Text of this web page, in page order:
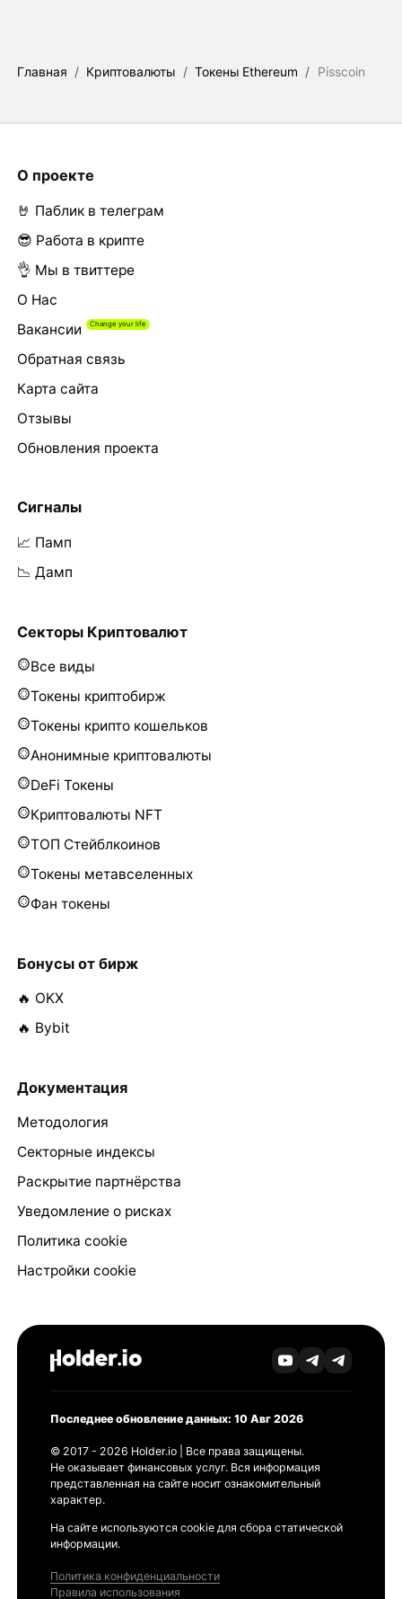
Главная / Криптовалюты / Токены Ethereum / Pisscoin
О проекте
🤘 Паблик в телеграм
😎 Работа в крипте
👌 Мы в твиттере
О Нас
Вакансии
Обратная связь
Карта сайта
Отзывы
Обновления проекта
Сигналы
📈 Памп
📉 Дамп
Секторы Криптовалют
Все виды
Токены криптобирж
Токены крипто кошельков
Анонимные криптовалюты
DeFi Токены
Криптовалюты NFT
ТОП Стейблкоинов
Токены метавселенных
Фан токены
Бонусы от бирж
🔥 OKX
🔥 Bybit
Документация
Методология
Секторные индексы
Раскрытие партнёрства
Уведомление о рисках
Политика cookie
Настройки cookie
Последнее обновление данных: 10 Авг 2026
© 2017 - 2026 Holder.io | Все права защищены.
Не оказывает финансовых услуг. Вся информация
представленная на сайте носит ознакомительный
характер.
На сайте используются cookie для сбора статической
информации.
Политика конфиденциальности
Правила использования